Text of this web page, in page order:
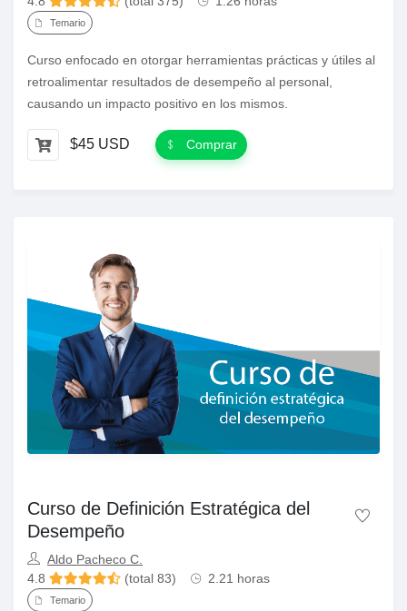
Temario
Curso enfocado en otorgar herramientas prácticas y útiles al
retroalimentar resultados de desempeño al personal,
causando un impacto positivo en los mismos.
$45 USD Comprar
Curso de Definición Estratégica del
Desempeño
Aldo Pacheco C.
4.8
(total 83) 2.21 horas
Temario